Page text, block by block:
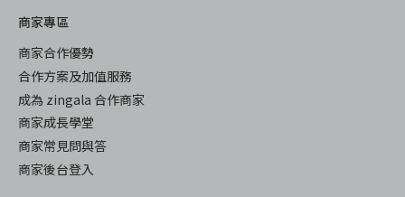
商家專區
商家合作優勢
合作方案及加值服務
成為 zingala 合作商家
商家成長學堂
商家常見問與答
商家後台登入